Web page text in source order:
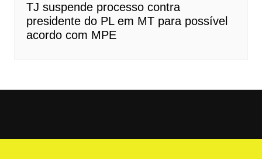
TJ suspende processo contra
presidente do PL em MT para possível
acordo com MPE